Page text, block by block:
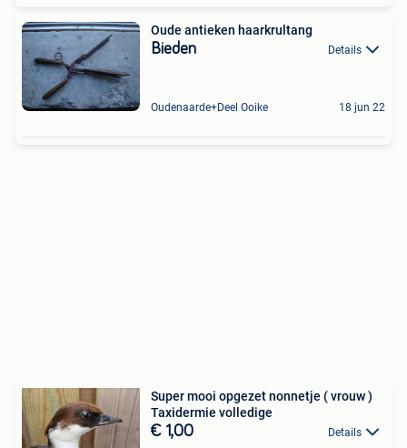
Oude antieken haarkrultang
Bieden Details
Oudenaarde+Deel Ooike 18 jun 22
Super mooi opgezet nonnetje ( vrouw )
Taxidermie volledige
€ 1,00 Details